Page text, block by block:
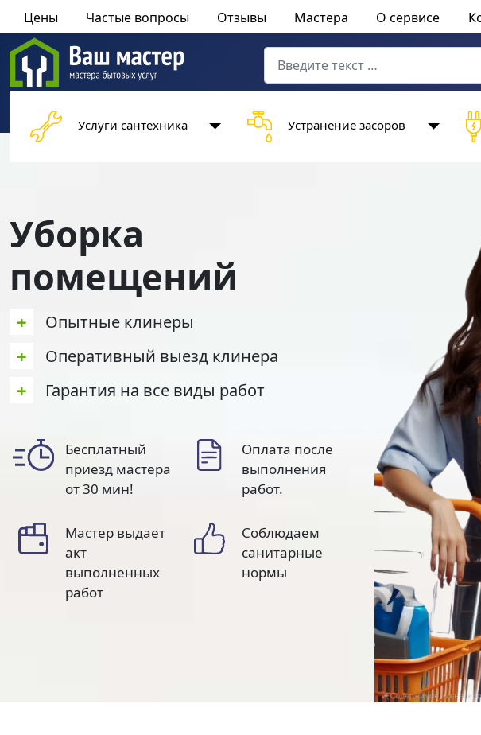
Цены Частые вопросы Отзывы Мастера О сервисе
Поиск
Type 2 or more characters for
Услуги сантехника Устранение засоров
Уборка
помещений
+ Опытные клинеры
+ Оперативный выезд клинера
+ Гарантия на все виды работ
Бесплатный
приезд мастера
от 30 мин!
Оплата после
выполнения
работ.
Мастер выдает
акт
выполненных
работ
Соблюдаем
санитарные
нормы